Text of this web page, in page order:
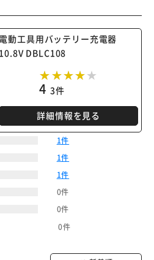
電動工具用バッテリー充電器
10.8V DBLC108
4 3件
詳細情報を見る
1件
1件
1件
0件
0件
0件